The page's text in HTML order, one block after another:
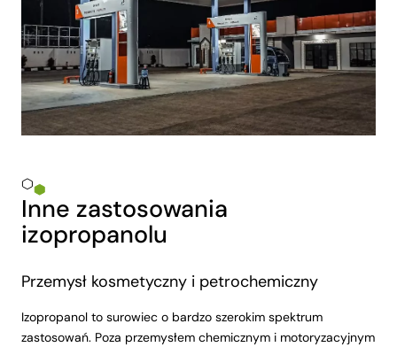
Inne zastosowania
izopropanolu
Przemysł kosmetyczny i petrochemiczny
Izopropanol to surowiec o bardzo szerokim spektrum
zastosowań. Poza przemysłem chemicznym i motoryzacyjnym